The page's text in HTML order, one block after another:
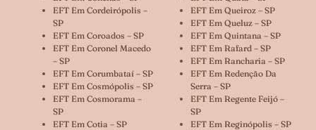
EFT Em Cordeirópolis –
SP
EFT Em Coroados – SP
EFT Em Coronel Macedo
– SP
EFT Em Corumbataí – SP
EFT Em Cosmópolis – SP
EFT Em Cosmorama –
SP
EFT Em Cotia – SP
EFT Em Queiroz – SP
EFT Em Queluz – SP
EFT Em Quintana – SP
EFT Em Rafard – SP
EFT Em Rancharia – SP
EFT Em Redenção Da
Serra – SP
EFT Em Regente Feijó –
SP
EFT Em Reginópolis – SP